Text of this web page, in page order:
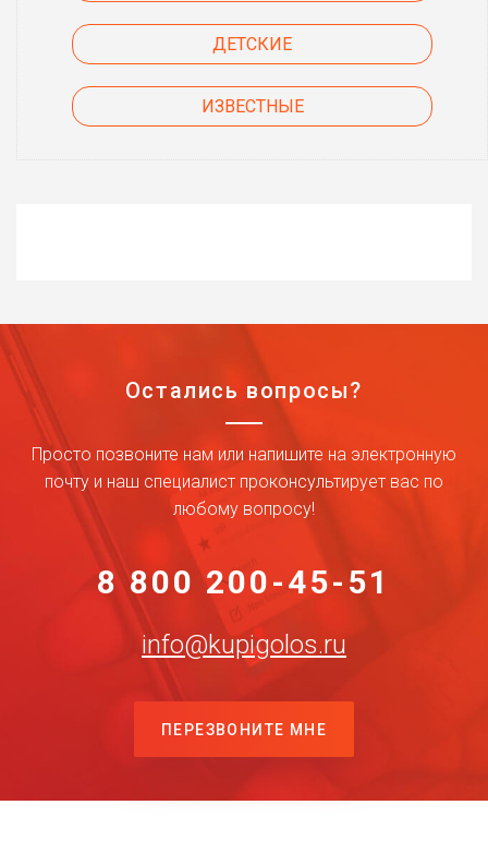
ДЕТСКИЕ
ИЗВЕСТНЫЕ
Остались вопросы?
Просто позвоните нам или напишите на электронную
почту и наш специалист проконсультирует вас по
любому вопросу!
8 800 200-45-51
info@kupigolos.ru
ПЕРЕЗВОНИТЕ МНЕ